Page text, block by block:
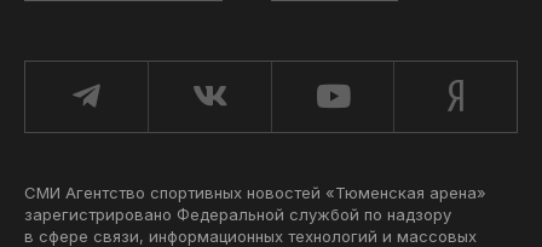
СМИ Агентство спортивных новостей «Тюменская арена»
зарегистрировано Федеральной службой по надзору
в сфере связи, информационных технологий и массовых